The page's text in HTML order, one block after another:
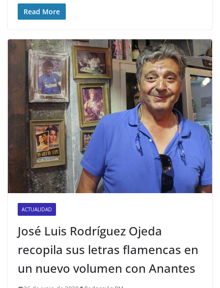
Read More
ACTUALIDAD
José Luis Rodríguez Ojeda
recopila sus letras flamencas en
un nuevo volumen con Anantes